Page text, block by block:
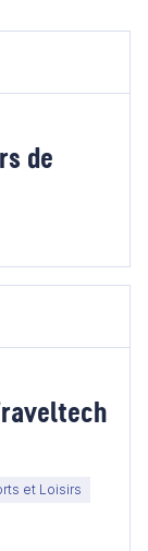
de
et Loisirs